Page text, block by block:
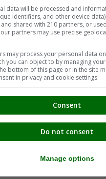
eine von vielen
JetztMedien.com Medien,
Aufgabe gemacht hat, in
regionalen Firmen,
dieVielfälltigkeit
zu präsentieren.
der Bevölkerung einen
im
wird dieses
regionalenGastronomie,
der zahlreichen
Wirtschaftihren
data will be processed and
identifiers, and other device
and shared with 210 partners, or
our partners may use precise
may process your personal data
you can object to by managing
bottom of this page or in the site
in privacy and cookie settings.
Consent
Do not consent
Manage options